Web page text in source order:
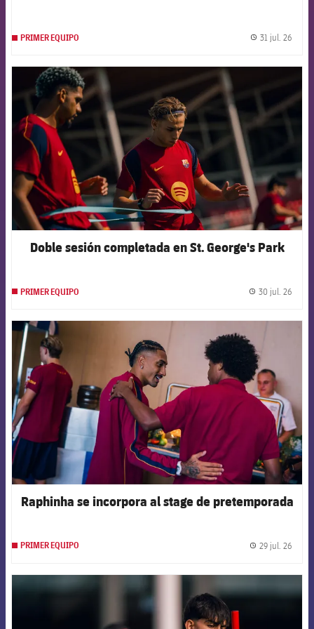
PRIMER EQUIPO 31 jul. 26
FCB Barcelona badge
Doble sesión completada en St. George's Park
PRIMER EQUIPO 30 jul. 26
Raphinha se incorpora al stage de pretemporada
PRIMER EQUIPO 29 jul. 26